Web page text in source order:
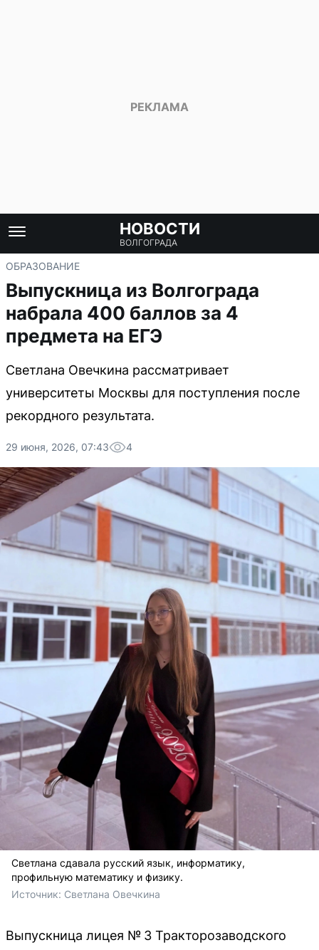
НОВОСТИ
ВОЛГОГРАДА
ОБРАЗОВАНИЕ
Выпускница из Волгограда
набрала 400 баллов за 4
предмета на ЕГЭ
Светлана Овечкина рассматривает
университеты Москвы для поступления после
рекордного результата.
29 июня, 2026, 07:43 4
Светлана сдавала русский язык, информатику,
профильную математику и физику.
Источник: Светлана Овечкина
Выпускница лицея № 3 Тракторозаводского